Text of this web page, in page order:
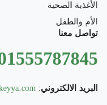
الأغذية الصحية
الأم والطفل
تواصل معنا
البريد الالكتروني: